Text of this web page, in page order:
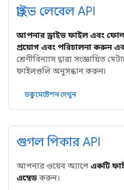
ড্রাইভ লেবেল API
আপনার ড্রাইভ ফাইল এবং
প্রয়োগ এবং পরিচালনা করুন
শ্রেণীবিন্যাস দ্বারা সংজ্ঞায়িত
ফাইলগুলি অনুসন্ধান করুন৷
ডকুমেন্টেশন দেখুন
গুগল পিকার API
আপনার ওয়েব অ্যাপে একটি
এম্বেড করুন।